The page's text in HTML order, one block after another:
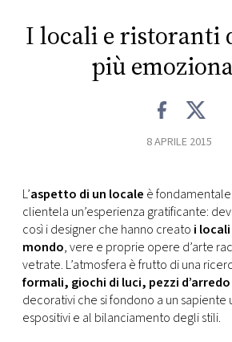
I locali e ristoranti
più
8 APRILE 2015
L’aspetto di un locale è
clientela un’esperienza gratificante:
così i designer che hanno creato i
mondo, vere e proprie opere d’arte
vetrate. L’atmosfera è frutto di una
formali, giochi di luci, pezzi d’arredo
decorativi che si fondono a un sapiente
espositivi e al bilanciamento degli stili.